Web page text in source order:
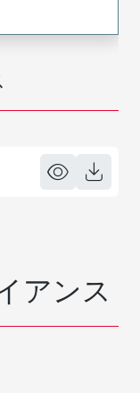
アンス